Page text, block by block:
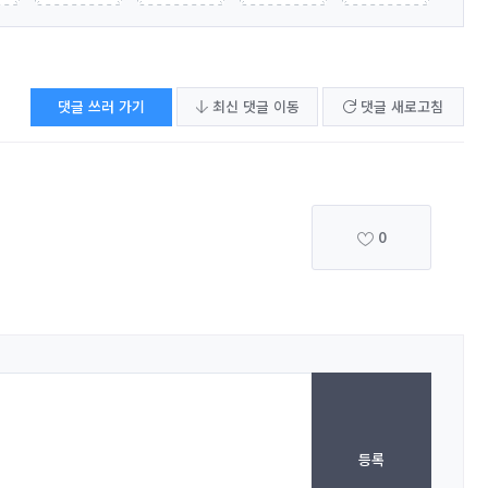
댓글 쓰러 가기 최신 댓글 이동 댓글 새로고침
0
등록